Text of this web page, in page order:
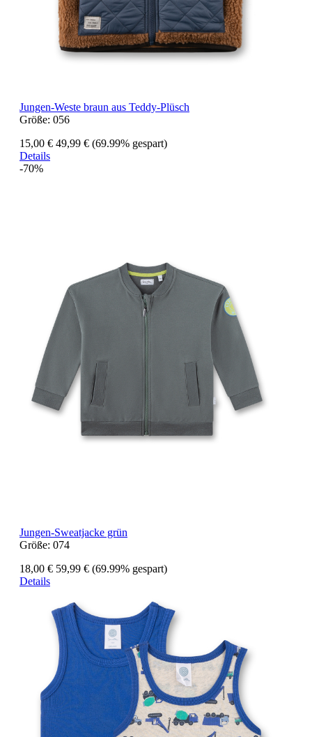
Jungen-Weste braun aus Teddy-Plüsch
Größe: 056
15,00 € 49,99 € (69.99% gespart)
Details
-70%
Jungen-Sweatjacke grün
Größe: 074
18,00 € 59,99 € (69.99% gespart)
Details